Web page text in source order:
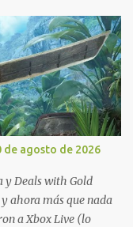
de agosto de 2026
y Deals with Gold
y ahora más que nada
a Xbox Live (lo